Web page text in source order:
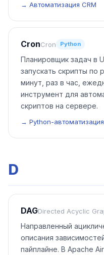
→ Автоматизация CRM
CronCron Python
Планировщик задач в
запускать скрипты по
минут, раз в час,
инструмент для
скриптов на сервере.
→ Python-автоматизация
D
DAGDirected Acyclic
Направленный
описания
пайплайне. В Apache